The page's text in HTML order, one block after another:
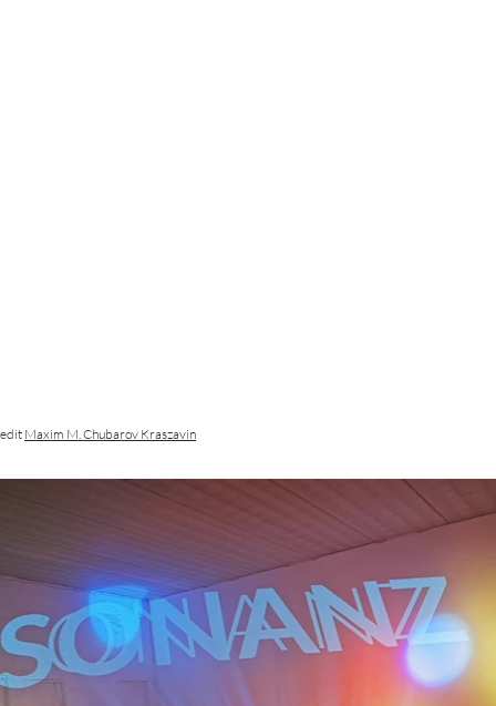
edit Maxim M. Chubarov Kraszavin